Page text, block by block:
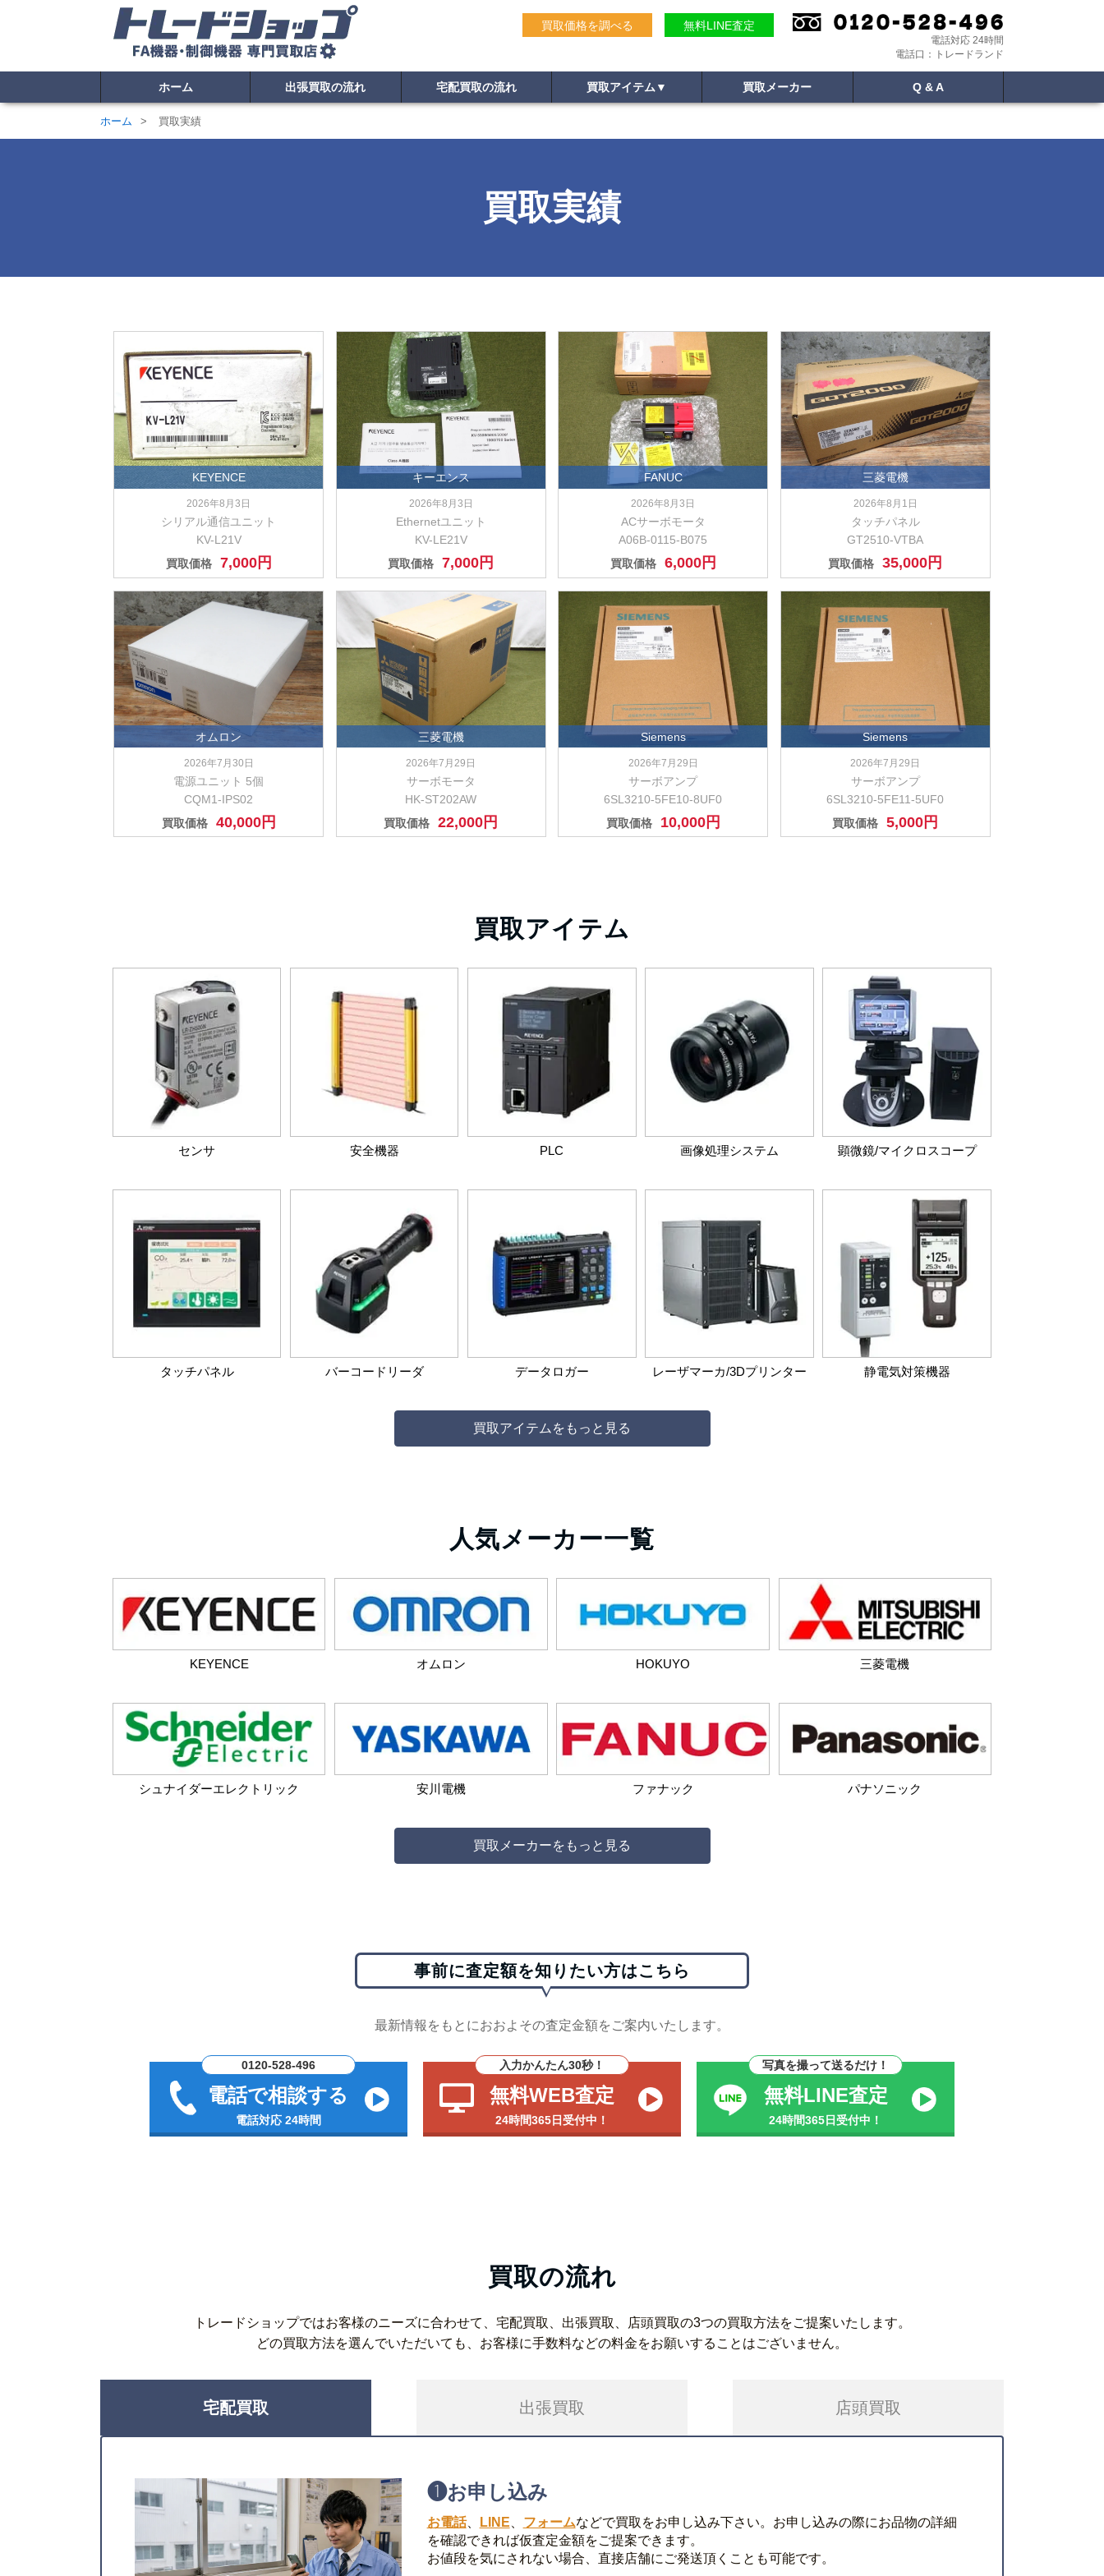
買取価格を調べる 無料LINE査定
電話対応 24時間
電話口：トレードランド
ホーム 出張買取の流れ 宅配買取の流れ 買取アイテム ▼ 買取メーカー Q & A
ホーム 買取実績
買取実績
KEYENCE
2026年8月3日
シリアル通信ユニット
KV-L21V
買取価格
7,000円
キーエンス
2026年8月3日
Ethernetユニット
KV-LE21V
買取価格
7,000円
FANUC
2026年8月3日
ACサーボモータ
A06B-0115-B075
買取価格
6,000円
三菱電機
2026年8月1日
タッチパネル
GT2510-VTBA
買取価格
35,000円
オムロン
2026年7月30日
電源ユニット 5個
CQM1-IPS02
買取価格
40,000円
三菱電機
2026年7月29日
サーボモータ
HK-ST202AW
買取価格
22,000円
Siemens
2026年7月29日
サーボアンプ
6SL3210-5FE10-8UF0
買取価格
10,000円
Siemens
2026年7月29日
サーボアンプ
6SL3210-5FE11-5UF0
買取価格
5,000円
買取アイテム
センサ 安全機器 PLC 画像処理システム 顕微鏡/マイクロスコープ
タッチパネル バーコードリーダ データロガー レーザマーカ/3Dプリンター 静電気対策機器
買取アイテムをもっと見る
人気メーカー一覧
KEYENCE オムロン HOKUYO 三菱電機
シュナイダーエレクトリック 安川電機 ファナック パナソニック
買取メーカーをもっと見る
事前に査定額を知りたい方はこちら
最新情報をもとにおおよその査定金額をご案内いたします。
0120-528-496
電話で相談する
電話対応 24時間
入力かんたん30秒！
無料WEB査定
24時間365日受付中！
写真を撮って送るだけ！
無料LINE査定
24時間365日受付中！
買取の流れ
トレードショップではお客様のニーズに合わせて、宅配買取、出張買取、店頭買取の3つの買取方法をご提案いたします。
どの買取方法を選んでいただいても、お客様に手数料などの料金をお願いすることはございません。
宅配買取 出張買取 店頭買取
❶お申し込み
お電話、 LINE フォームなどで買取をお申し込み下さい。お申し込みの際にお品物の詳細
を確認できれば仮査定金額をご提案できます。
お値段を気にされない場合、直接店舗にご発送頂くことも可能です。